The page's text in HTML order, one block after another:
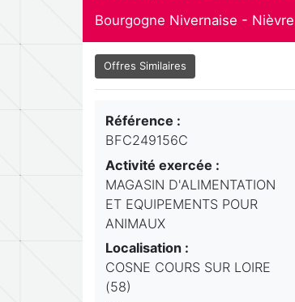
Bourgogne Nivernaise - Nièvre
Offres Similaires
Référence :
BFC249156C
Activité exercée :
MAGASIN D'ALIMENTATION
ET EQUIPEMENTS POUR
ANIMAUX
Localisation :
COSNE COURS SUR LOIRE
(58)